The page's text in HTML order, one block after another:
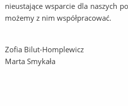
nieustające wsparcie dla naszych
możemy z nim współpracować.
Zofia Bilut-Homplewicz
Marta Smykała